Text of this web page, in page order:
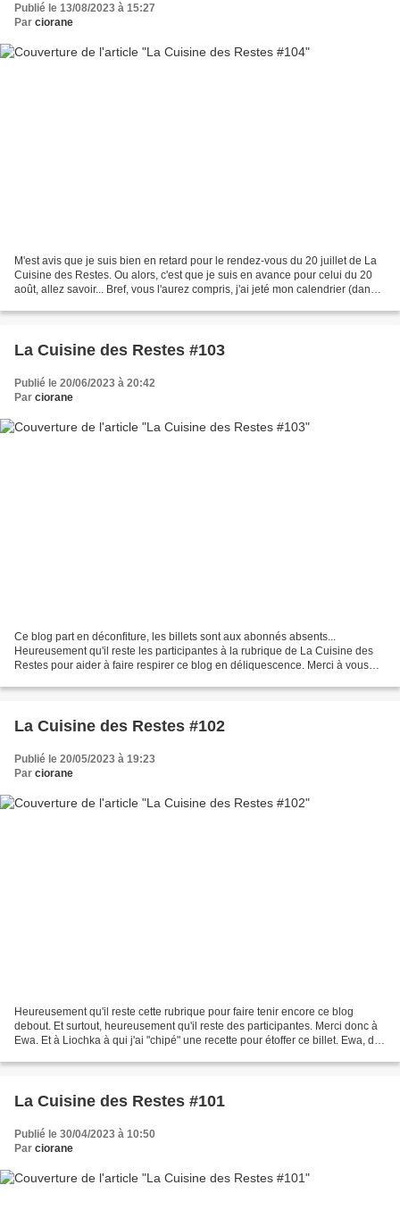
Publié le 13/08/2023 à 15:27
Par ciorane
M'est avis que je suis bien en retard pour le rendez-vous du 20 juillet de La
Cuisine des Restes. Ou alors, c'est que je suis en avance pour celui du 20
août, allez savoir... Bref, vous l'aurez compris, j'ai jeté mon calendrier (dans
La Cuisine des Restes #103
Publié le 20/06/2023 à 20:42
Par ciorane
Ce blog part en déconfiture, les billets sont aux abonnés absents...
Heureusement qu'il reste les participantes à la rubrique de La Cuisine des
Restes pour aider à faire respirer ce blog en déliquescence. Merci à vous
La Cuisine des Restes #102
Publié le 20/05/2023 à 19:23
Par ciorane
Heureusement qu'il reste cette rubrique pour faire tenir encore ce blog
debout. Et surtout, heureusement qu'il reste des participantes. Merci donc à
Ewa. Et à Liochka à qui j'ai "chipé" une recette pour étoffer ce billet. Ewa, de
La Cuisine des Restes #101
Publié le 30/04/2023 à 10:50
Par ciorane